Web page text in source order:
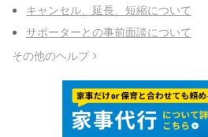
キャンセル、延長、短縮について
サポーターとの事前面談について
その他のヘルプ